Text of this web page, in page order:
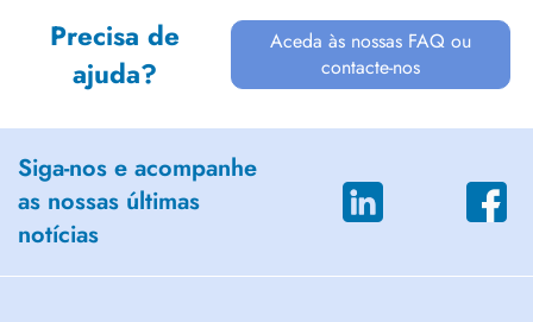
Precisa de
ajuda?
Aceda às nossas FAQ ou
contacte-nos
Siga-nos e acompanhe
as nossas últimas
notícias